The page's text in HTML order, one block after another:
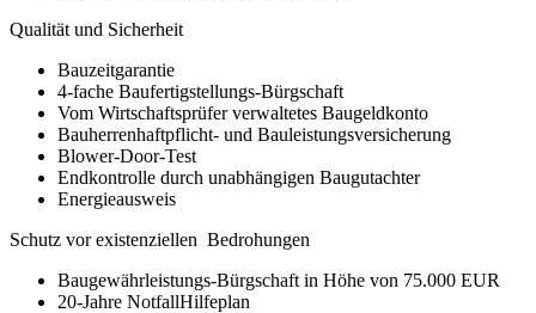
Qualität und Sicherheit
Bauzeitgarantie
4-fache Baufertigstellungs-Bürgschaft
Vom Wirtschaftsprüfer verwaltetes Baugeldkonto
Bauherrenhaftpflicht- und Bauleistungsversicherung
Blower-Door-Test
Endkontrolle durch unabhängigen Baugutachter
Energieausweis
Schutz vor existenziellen Bedrohungen
Baugewährleistungs-Bürgschaft in Höhe von 75.000 EUR
20-Jahre NotfallHilfeplan